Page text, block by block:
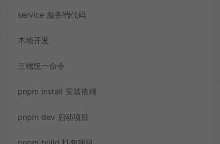
service 服务端代码
本地开发
三端统一命令
pnpm install 安装依赖
pnpm dev 启动项目